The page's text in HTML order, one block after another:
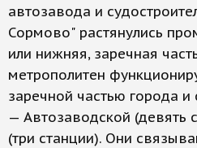
автозавода и
Сормово" растянулись
или нижняя, заречная
метрополитен
заречной частью города и
— Автозаводской (девять
(три станции). Они